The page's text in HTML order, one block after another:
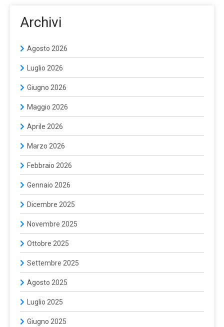
Archivi
Agosto 2026
Luglio 2026
Giugno 2026
Maggio 2026
Aprile 2026
Marzo 2026
Febbraio 2026
Gennaio 2026
Dicembre 2025
Novembre 2025
Ottobre 2025
Settembre 2025
Agosto 2025
Luglio 2025
Giugno 2025